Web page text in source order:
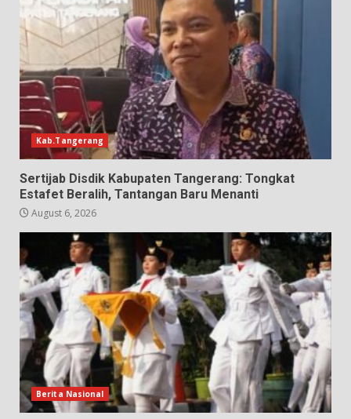
Kab.Tangerang
Sertijab Disdik Kabupaten Tangerang: Tongkat
Estafet Beralih, Tantangan Baru Menanti
August 6, 2026
Berita Nasional